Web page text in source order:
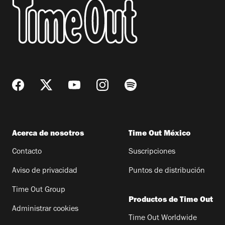
Acerca de nosotros
Contacto
Aviso de privacidad
Time Out Group
Administrar cookies
Time Out México
Suscripciones
Puntos de distribución
Productos de Time Out
Time Out Worldwide